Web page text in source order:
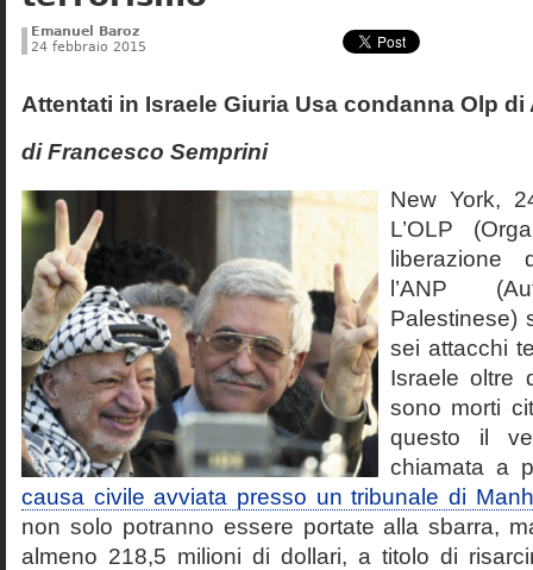
Emanuel Baroz
24 febbraio 2015
Attentati in Israele Giuria Usa condanna Olp di
di Francesco Semprini
New York,
L’OLP
liberazione
l’ANP
Palestinese)
sei attacchi
Israele oltre
sono morti
questo il
chiamata a
causa civile avviata presso un tribunale di
non solo potranno essere portate alla sbarra,
almeno 218,5 milioni di dollari, a titolo di